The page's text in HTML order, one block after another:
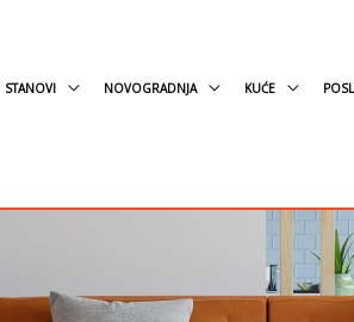
STANOVI NOVOGRADNJA KUĆE